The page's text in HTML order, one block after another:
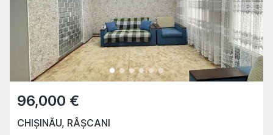
96,000 €
CHIȘINĂU, RÂȘCANI